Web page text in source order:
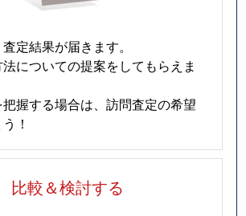
定結果が届きます。
についての提案をしてもらえま
握する場合は、訪問査定の希望
！
比較＆検討する